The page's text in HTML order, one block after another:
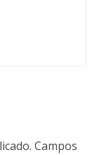
Campos